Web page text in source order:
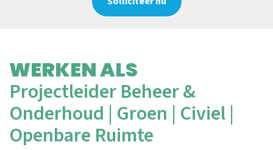
WERKEN ALS
Projectleider Beheer &
Onderhoud | Groen | Civiel |
Openbare Ruimte